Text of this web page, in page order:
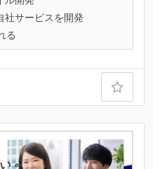
社サービスを開発
る